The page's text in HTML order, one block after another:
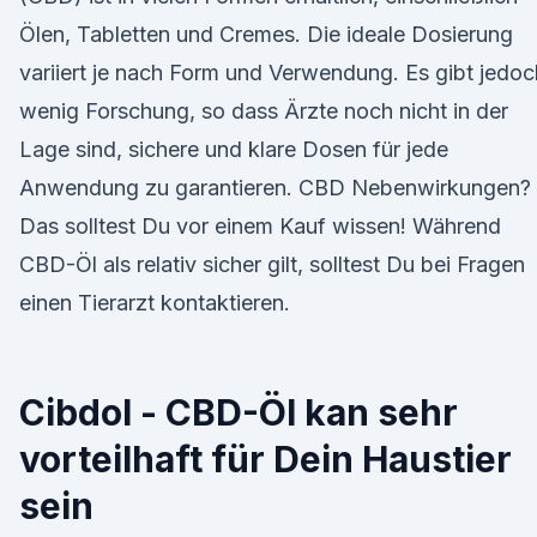
Ölen, Tabletten und Cremes. Die ideale Dosierung
variiert je nach Form und Verwendung. Es gibt
wenig Forschung, so dass Ärzte noch nicht in der
Lage sind, sichere und klare Dosen für jede
Anwendung zu garantieren. CBD Nebenwirkungen?
Das solltest Du vor einem Kauf wissen! Während
CBD-Öl als relativ sicher gilt, solltest Du bei Fragen
einen Tierarzt kontaktieren.
Cibdol - CBD-Öl kan sehr
vorteilhaft für Dein Haustier
sein